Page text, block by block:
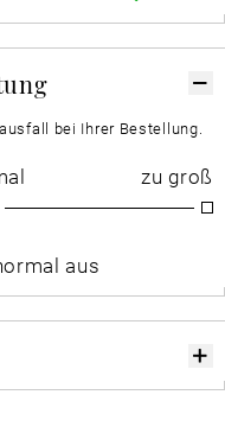
bei Ihrer Bestellung.
zu groß
aus